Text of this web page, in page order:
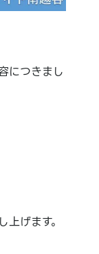
につきまし
げます。